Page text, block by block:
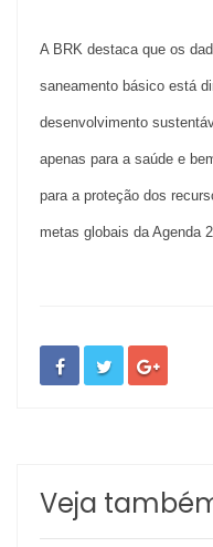
A BRK destaca que os
saneamento básico está
desenvolvimento
apenas para a saúde e
para a proteção dos
metas globais da Agenda
Veja